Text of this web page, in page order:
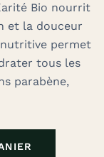
Bio nourrit
et la douceur
permet
tous les
parabène,